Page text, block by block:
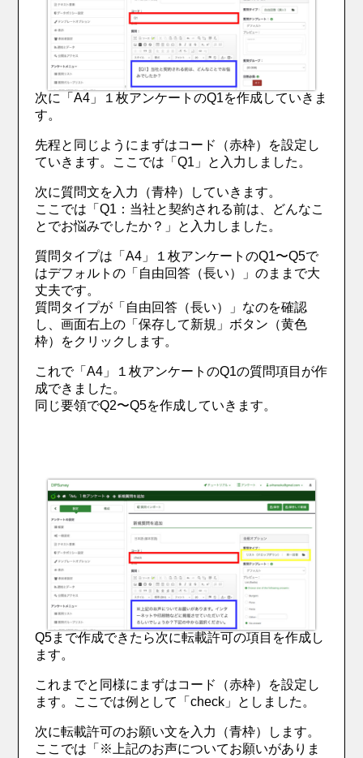
次に「A4」１枚アンケートのQ1を作成していきま
す。
先程と同じようにまずはコード（赤枠）を設定し
ていきます。ここでは「Q1」と入力しました。
次に質問文を入力（青枠）していきます。
ここでは「Q1：当社と契約される前は、どんなこ
とでお悩みでしたか？」と入力しました。
質問タイプは「A4」１枚アンケートのQ1〜Q5で
はデフォルトの「自由回答（長い）」のままで大
丈夫です。
質問タイプが 「自由回答（長い）」なのを確認
し、画面右上の「保存して新規」ボタン（黄色
枠）をクリックします。
これで「A4」１枚アンケートのQ1の質問項目が作
成できました。
同じ要領でQ2〜Q5を作成していきます。
Q5まで作成できたら次に転載許可の項目を作成し
ます。
これまでと同様にまずはコード（赤枠）を設定し
ます。ここでは例として「check」としました。
次に転載許可のお願い文を入力（青枠）します。
ここでは「※上記のお声についてお願いがありま